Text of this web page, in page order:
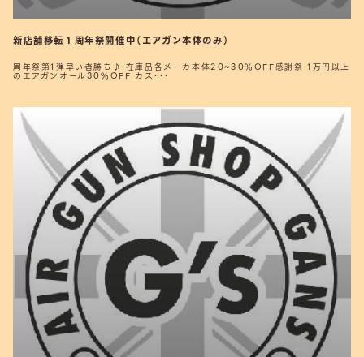
新店舗移転１周年祭開催中（エアガン本体のみ）
周年祭第1弾早い者勝ち♪ 在庫品各メーカ本体20~30%OFF感謝祭 1万円以上
のエアガンオール30%OFF カス･･･